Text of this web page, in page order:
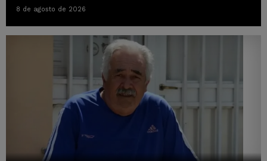
8 de agosto de 2026